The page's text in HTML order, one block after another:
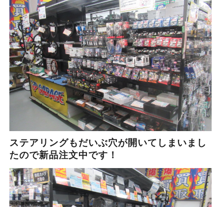
ステアリングもだいぶ穴が開いてしまいまし
たので新品注文中です！